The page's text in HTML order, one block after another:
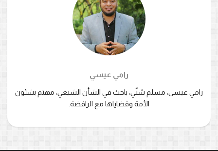
رامي عيسي
رامي عيسى، مسلم سُنّي، باحث في الشأن الشيعي، مهتم بشئون
الأمة وقضاياها مع الرافضة.